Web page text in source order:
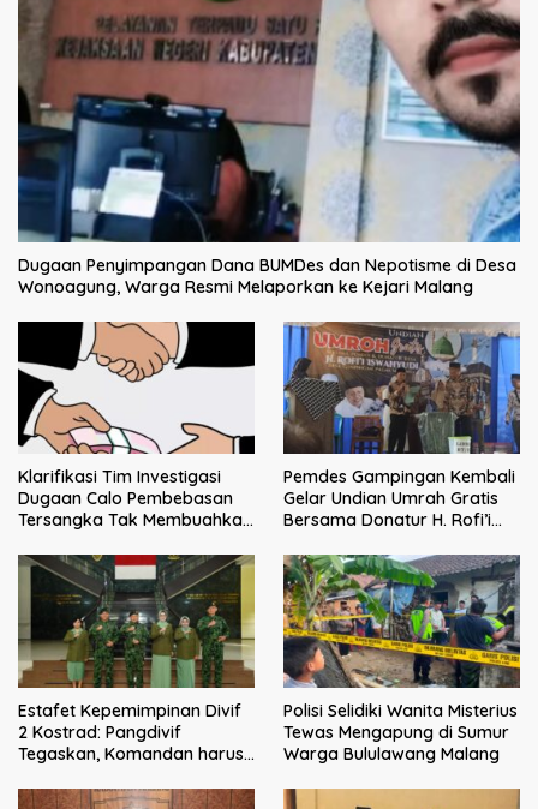
Dugaan Penyimpangan Dana BUMDes dan Nepotisme di Desa
Wonoagung, Warga Resmi Melaporkan ke Kejari Malang
Klarifikasi Tim Investigasi
Dugaan Calo Pembebasan
Tersangka Tak Membuahkan
Pemdes Gampingan Kembali
Gelar Undian Umrah Gratis
Bersama Donatur H. Rofi’i
bagi Pejuang Sosial
Estafet Kepemimpinan Divif
2 Kostrad: Pangdivif
Tegaskan, Komandan harus
dan solusi bagi prajurit
Polisi Selidiki Wanita Misterius
Tewas Mengapung di Sumur
Warga Bululawang Malang